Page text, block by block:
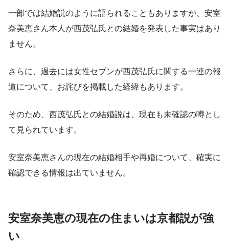
一部では結婚説のように語られることもありますが、安室
奈美恵さん本人が西茂弘氏との結婚を発表した事実はあり
ません。
さらに、過去には女性セブンが西茂弘氏に関する一連の報
道について、お詫びを掲載した経緯もあります。
そのため、西茂弘氏との結婚説は、現在も未確認の噂とし
て見られています。
安室奈美恵さんの現在の結婚相手や再婚について、確実に
確認できる情報は出ていません。
安室奈美恵の現在の住まいは京都説が強
い